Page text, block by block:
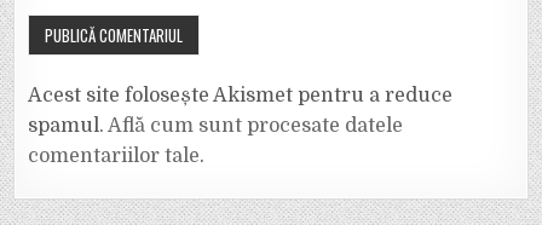
Acest site folosește Akismet pentru a reduce
spamul.Află cum sunt procesate datele
comentariilor tale.